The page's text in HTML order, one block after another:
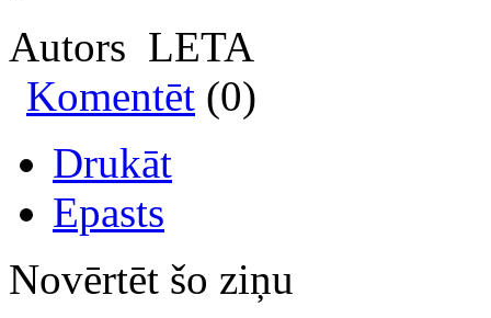
Autors LETA
Komentēt (0)
Drukāt
Epasts
Novērtēt šo ziņu